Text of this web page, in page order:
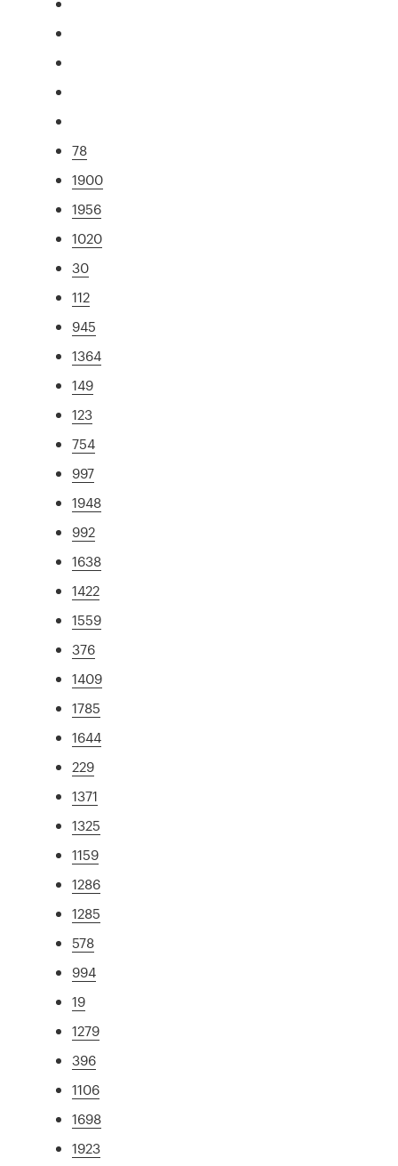
78
1900
1956
1020
30
112
945
1364
149
123
754
997
1948
992
1638
1422
1559
376
1409
1785
1644
229
1371
1325
1159
1286
1285
578
994
19
1279
396
1106
1698
1923